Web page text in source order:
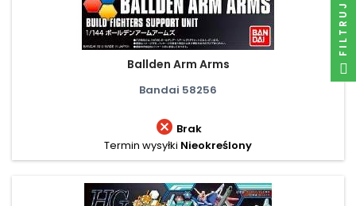
Ballden Arm Arms
Bandai 58256
 Brak
Termin wysyłki Nieokreślony
FILTRUJ